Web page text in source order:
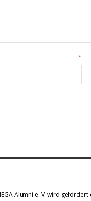
*
Alumni e. V. wird gefördert